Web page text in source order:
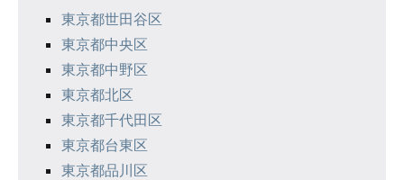
東京都世田谷区
東京都中央区
東京都中野区
東京都北区
東京都千代田区
東京都台東区
東京都品川区